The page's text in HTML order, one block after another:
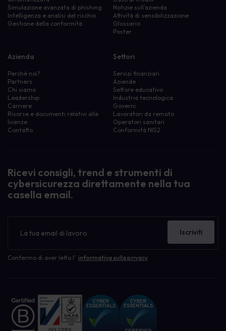
Filtra le risorse per:
eLearning
Gestione delle politiche
Guida Dummies
Human Risk Management
Apprendimento della sicurezza informatica
Governance, rischio, conformità GRC
Phishing e Ransomware
Privacy, GDPR, CCPA
Notizie sull'azienda
Simulazione avanzata di phishing
Intelligenza e analisi del rischio
Gestione della conformità
Notizie sull'azienda
Attività di sensibilizzazione
Glossario
Poster
Azienda
Perché noi?
Partners
Chi siamo
Leadership
Carriere
Risorse e documenti relativi alle
licenze
Contatto
Settori
Servizi finanziari
Aziende
Settore educativo
Industria tecnologica
Governi
Lavoratori da remoto
Operatori sanitari
Conformità NIS2
Ricevi consigli, trend e strumenti di
cybersicurezza direttamente nella tua
casella email.
Confermo di aver letto l' informativa sulla privacy
Iscriviti